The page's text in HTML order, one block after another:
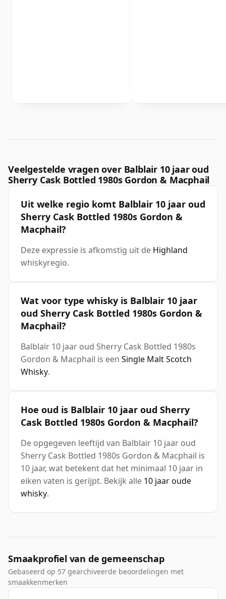
Veelgestelde vragen over Balblair 10 jaar oud
Sherry Cask Bottled 1980s Gordon & Macphail
Uit welke regio komt Balblair 10 jaar oud
Sherry Cask Bottled 1980s Gordon &
Macphail?
Deze expressie is afkomstig uit de Highland
whiskyregio.
Wat voor type whisky is Balblair 10 jaar
oud Sherry Cask Bottled 1980s Gordon &
Macphail?
Balblair 10 jaar oud Sherry Cask Bottled 1980s
Gordon & Macphail is een Single Malt Scotch
Whisky.
Hoe oud is Balblair 10 jaar oud Sherry
Cask Bottled 1980s Gordon & Macphail?
De opgegeven leeftijd van Balblair 10 jaar oud
Sherry Cask Bottled 1980s Gordon & Macphail is
10 jaar, wat betekent dat het minimaal 10 jaar in
eiken vaten is gerijpt. Bekijk alle 10 jaar oude
whisky.
Smaakprofiel van de gemeenschap
Gebaseerd op 57 gearchiveerde beoordelingen met
smaakkenmerken